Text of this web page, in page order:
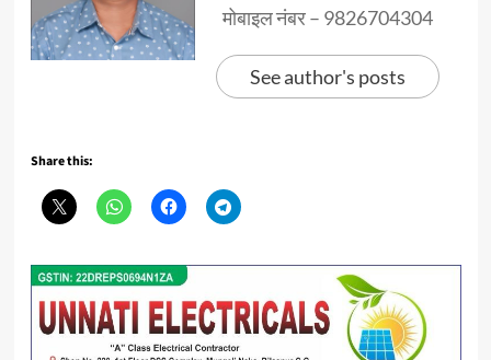
मोबाइल नंबर – 9826704304
See author's posts
Share this: